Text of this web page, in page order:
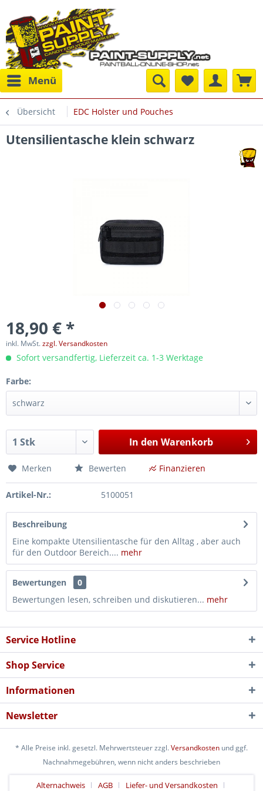
Menü
Übersicht EDC Holster und Pouches
Utensilientasche klein schwarz
18,90 € *
inkl. MwSt.zzgl. Versandkosten
Sofort versandfertig, Lieferzeit ca. 1-3 Werktage
Farbe:
In den Warenkorb
Merken Bewerten Finanzieren
Artikel-Nr.: 5100051
Beschreibung
Eine kompakte Utensilientasche für den Alltag , aber auch
für den Outdoor Bereich.... mehr
Bewertungen
0
Bewertungen lesen, schreiben und diskutieren... mehr
Service Hotline
Shop Service
Informationen
Newsletter
* Alle Preise inkl. gesetzl. Mehrwertsteuer zzgl.Versandkosten und ggf.
Nachnahmegebühren, wenn nicht anders beschrieben
Alternachweis AGB Liefer- und Versandkosten